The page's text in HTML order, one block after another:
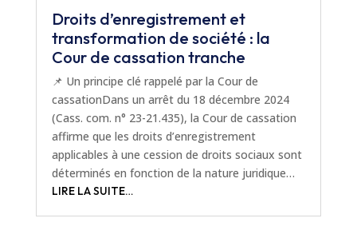
Droits d’enregistrement et
transformation de société : la
Cour de cassation tranche
📌 Un principe clé rappelé par la Cour de
cassationDans un arrêt du 18 décembre 2024
(Cass. com. n° 23-21.435), la Cour de cassation
affirme que les droits d’enregistrement
applicables à une cession de droits sociaux sont
déterminés en fonction de la nature juridique…
LIRE LA SUITE…